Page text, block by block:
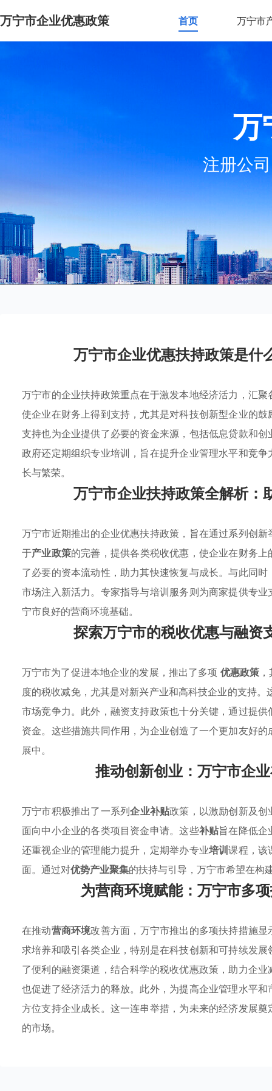
万宁市企业优惠政策 首页 万宁市
万
注册公
万宁市企业优惠扶持政策是什
万宁市的企业扶持政策重点在于激发本地经济活力，汇聚
使企业在财务上得到支持，尤其是对科技创新型企业的
支持也为企业提供了必要的资金来源，包括低息贷款和
政府还定期组织专业培训，旨在提升企业管理水平和竞
长与繁荣。
万宁市企业扶持政策全解析：
万宁市近期推出的企业优惠扶持政策，旨在通过系列创
于产业政策的完善，提供各类税收优惠，使企业在财务
了必要的资本流动性，助力其快速恢复与成长。与此同
市场注入新活力。专家指导与培训服务则为商家提供专
宁市良好的营商环境基础。
探索万宁市的税收优惠与融资
万宁市为了促进本地企业的发展，推出了多项 优惠政策
度的税收减免，尤其是对新兴产业和高科技企业的支持。
市场竞争力。此外，融资支持政策也十分关键，通过提
资金。这些措施共同作用，为企业创造了一个更加友好
展中。
推动创新创业：万宁市企
万宁市积极推出了一系列企业补贴政策，以激励创新及
面向中小企业的各类项目资金申请。这些补贴旨在降低企
还重视企业的管理能力提升，定期举办专业培训课程，该
面。通过对优势产业聚集的扶持与引导，万宁市希望在构
为营商环境赋能：万宁市多
在推动营商环境改善方面，万宁市推出的多项扶持措施
求培养和吸引各类企业，特别是在科技创新和可持续发展
了便利的融资渠道，结合科学的税收优惠政策，助力企
也促进了经济活力的释放。此外，为提高企业管理水平
方位支持企业成长。这一连串举措，为未来的经济发展
的市场。